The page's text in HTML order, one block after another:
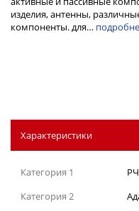
изделия, антенны,
компоненты. для…
Характеристики
Категория 1
Категория 2